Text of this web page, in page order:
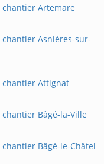
chantier Artemare
chantier Asnières-sur-
chantier Attignat
chantier Bâgé-la-Ville
chantier Bâgé-le-Châtel